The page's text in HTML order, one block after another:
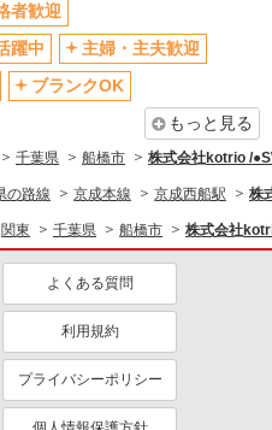
研修制度あり
ミドル（40代～）活躍中
社会保険あり
者歓迎
躍中
主婦・主夫歓迎
ブランクOK
もっと見る
千葉県 船橋市 株式会社kotrio /
の路線 京成本線 京成西船駅 株
関東 千葉県 船橋市 株式会社
よくある質問
利用規約
プライバシーポリシー